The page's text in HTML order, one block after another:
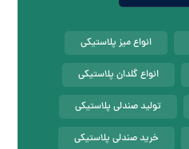
انواع میز پلاستیکی
انواع گلدان پلاستیکی
تولید صندلی پلاستیکی
خرید صندلی پلاستیکی